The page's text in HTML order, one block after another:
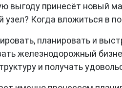
выгоду принесёт новый
узел? Когда вложиться в
планировать и
железнодорожный
и получать